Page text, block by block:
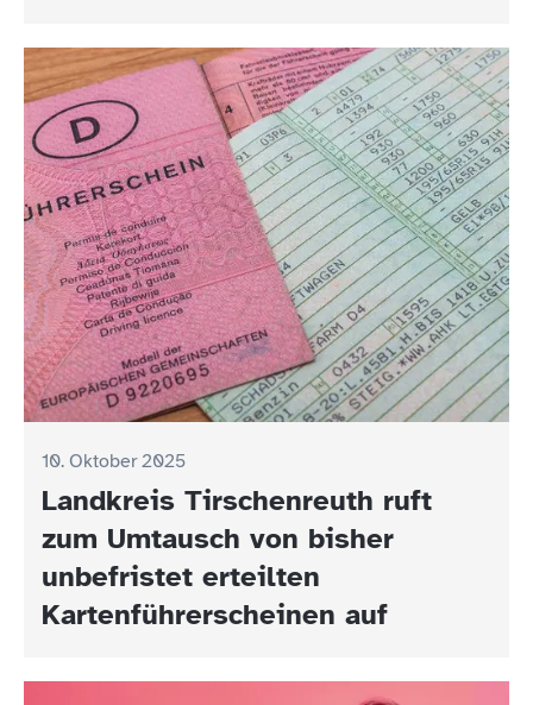
10. Oktober 2025
Landkreis Tirschenreuth ruft
zum Umtausch von bisher
unbefristet erteilten
Kartenführerscheinen auf